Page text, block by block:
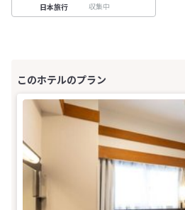
日本旅行 収集中